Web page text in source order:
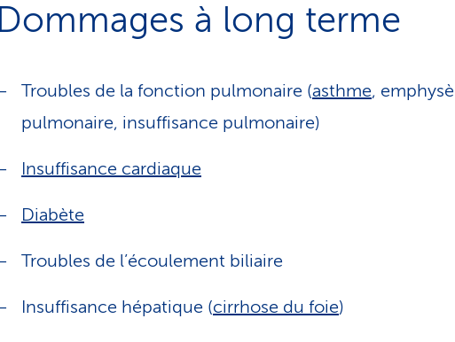
Dommages à long terme
Troubles de la fonction pulmonaire (asthme,
pulmonaire, insuffisance pulmonaire)
Insuffisance cardiaque
Diabète
Troubles de l’écoulement biliaire
Insuffisance hépatique (cirrhose du foie)